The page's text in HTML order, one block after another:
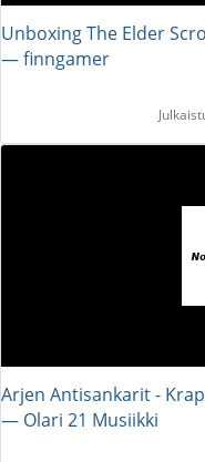
Unboxing The Elder
― finngamer
Arjen Antisankarit -
― Olari 21 Musiikki